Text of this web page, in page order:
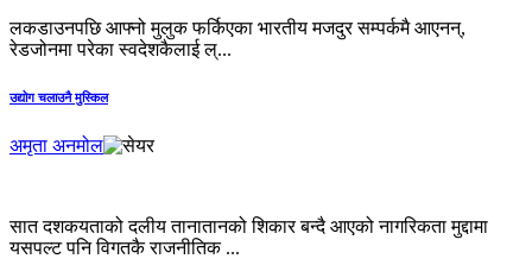
लकडाउनपछि आफ्नो मुलुक फर्किएका भारतीय मजदुर सम्पर्कमै आएनन्,
रेडजोनमा परेका स्वदेशकैलाई ल्...
उद्योग चलाउनै मुस्किल
अमृता अनमोल
सात दशकयताको दलीय तानातानको शिकार बन्दै आएको नागरिकता मुद्दामा
यसपल्ट पनि विगतकै राजनीतिक ...